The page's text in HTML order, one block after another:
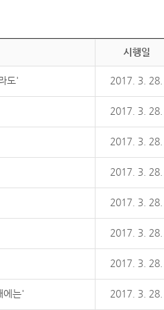
시행일
도' 2017. 3. 28.
2017. 3. 28.
2017. 3. 28.
2017. 3. 28.
2017. 3. 28.
2017. 3. 28.
2017. 3. 28.
에는' 2017. 3. 28.